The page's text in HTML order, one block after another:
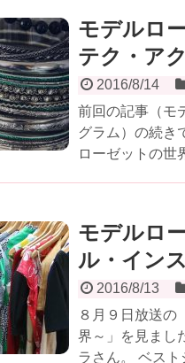
モデルロ
テク・ア
2016/8/14
前回の記事（モ
グラム）の続
ローゼットの世
モデルロ
ル・イン
2016/8/13
８月９日放送
界～」を見まし
ラさん。 ベスト